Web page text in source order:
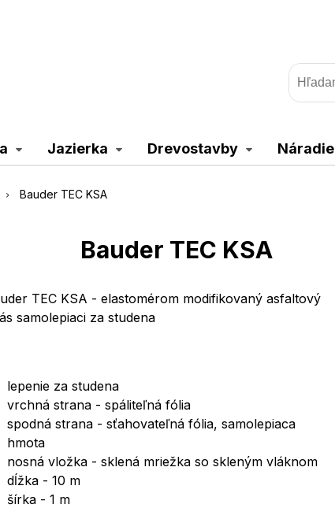
Jazierka Drevostavby Náradie
Bauder TEC KSA
Bauder TEC KSA
TEC KSA - elastomérom modifikovaný asfaltový
samolepiaci za studena
lepenie za studena
vrchná strana - spáliteľná fólia
spodná strana - sťahovateľná fólia, samolepiaca
hmota
nosná vložka - sklená mriežka so skleným vláknom
dĺžka - 10 m
šírka - 1 m